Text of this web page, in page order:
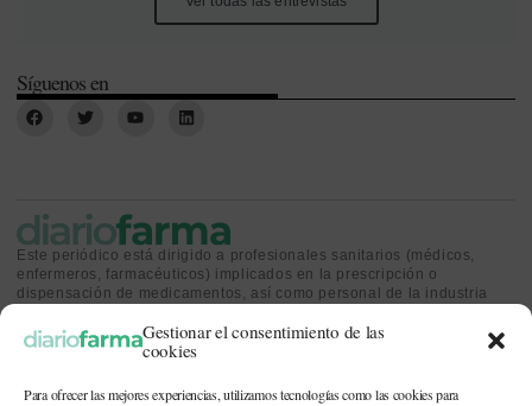
Gestionar el consentimiento de las
cookies
Para ofrecer las mejores experiencias, utilizamos tecnologías como las cookies para
Síguenos en
Este periódico está dirigido a profesionales sanitarios (médicos,
enfermeros, farmacéuticos) implicados en la prescripción o
dispensación de medicamentos, así como personal de la industria
sanitaria.